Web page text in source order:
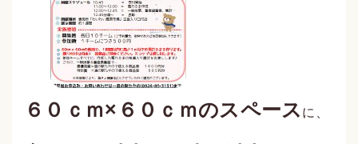
６０ｃｍ×６０ｃｍのスペース に、